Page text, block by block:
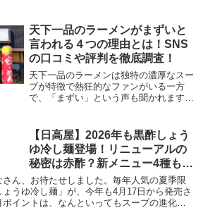
天下一品のラーメンがまずいと
言われる４つの理由とは！SNS
の口コミや評判を徹底調査！
天下一品のラーメンは独特の濃厚なスー
プが特徴で熱狂的なファンがいる一方
で、「まずい」という声も聞かれます。
します。天下一品が苦手な人におすすめ
なメニューも紹介します。天...
【日高屋】2026年も黒酢しょう
ゆ冷し麺登場！リニューアルの
秘密は赤酢？新メニュー4種も一
挙紹介！
さん、お待たせしました。毎年人気の夏季限
うゆ冷し麺」が、今年も4月17日から発売さ
イントは、なんといってもスープの進化で